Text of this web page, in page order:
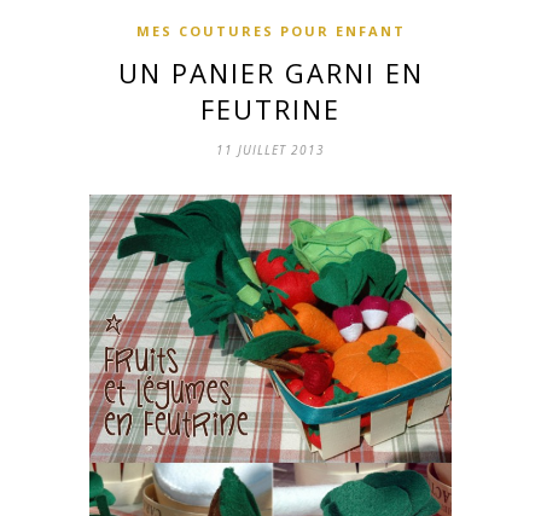
MES COUTURES POUR ENFANT
UN PANIER GARNI EN
FEUTRINE
11 JUILLET 2013